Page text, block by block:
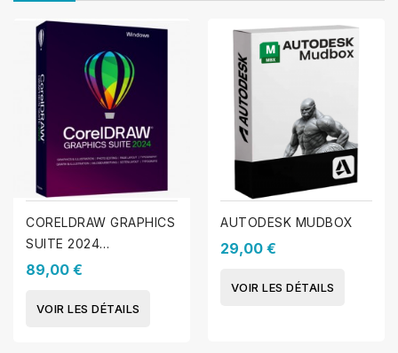
CORELDRAW GRAPHICS
SUITE 2024
(WINDOWS)
89,00 €
VOIR LES DÉTAILS
AUTODESK MUDBOX
29,00 €
VOIR LES DÉTAILS